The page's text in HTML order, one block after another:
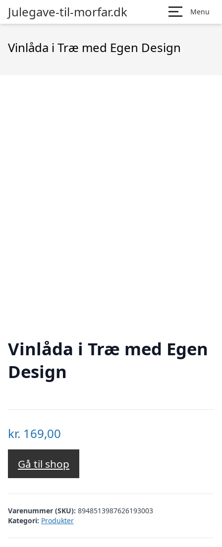
Julegave-til-morfar.dk Menu
Vinlåda i Træ med Egen Design
Vinlåda i Træ med Egen
Design
kr. 169,00
Gå til shop
Varenummer (SKU): 8948513987626193003
Kategori: Produkter